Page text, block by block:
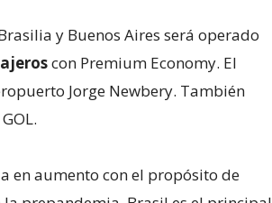
y Buenos Aires será operado
con Premium Economy. El
Jorge Newbery. También
en aumento con el propósito de